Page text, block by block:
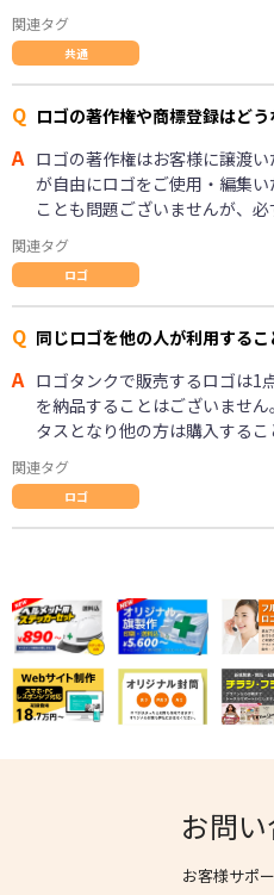
関連タグ
共通
Q ロゴの著作権や商標登録はどう
A ロゴの著作権はお客様に譲渡
が自由にロゴをご使用・編集
ことも問題ございませんが、
関連タグ
ロゴ
Q 同じロゴを他の人が利用する
A ロゴタンクで販売するロゴは1
を納品することはございませ
タスとなり他の方は購入する
関連タグ
ロゴ
お問
お客様サポ